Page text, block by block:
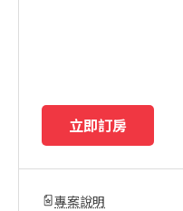
立即訂房
專案說明